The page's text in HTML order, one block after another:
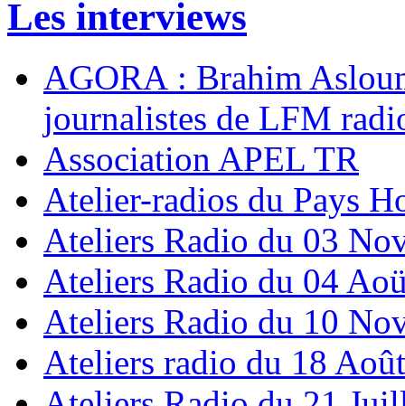
Les interviews
AGORA : Brahim
journalistes de LFM
Association APEL TR
Atelier-radios du Pays
Ateliers Radio du 03
Ateliers Radio du 04
Ateliers Radio du 10
Ateliers radio du 18